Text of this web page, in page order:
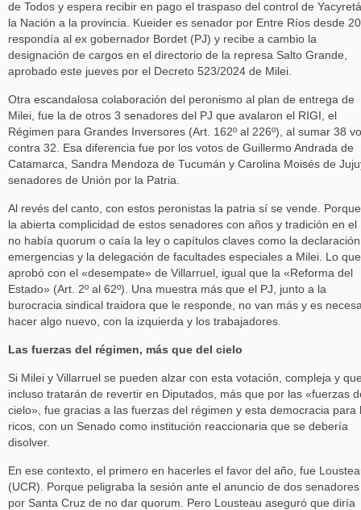
de Todos y espera recibir en pago el traspaso del control de
la Nación a la provincia. Kueider es senador por Entre Ríos desde
respondía al ex gobernador Bordet (PJ) y recibe a cambio la
designación de cargos en el directorio de la represa Salto Grande,
aprobado este jueves por el Decreto 523/2024 de Milei.
Otra escandalosa colaboración del peronismo al plan de entrega de
Milei, fue la de otros 3 senadores del PJ que avalaron el RIGI, el
Régimen para Grandes Inversores (Art. 162º al 226º), al sumar 38
contra 32. Esa diferencia fue por los votos de Guillermo Andrada de
Catamarca, Sandra Mendoza de Tucumán y Carolina Moisés de
senadores de Unión por la Patria.
Al revés del canto, con estos peronistas la patria sí se vende.
la abierta complicidad de estos senadores con años y tradición en el
no había quorum o caía la ley o capítulos claves como la
emergencias y la delegación de facultades especiales a Milei. Lo
aprobó con el «desempate» de Villarruel, igual que la «Reforma del
Estado» (Art. 2º al 62º). Una muestra más que el PJ, junto a la
burocracia sindical traidora que le responde, no van más y es
hacer algo nuevo, con la izquierda y los trabajadores.
Las fuerzas del régimen, más que del cielo
Si Milei y Villarruel se pueden alzar con esta votación, compleja y
incluso tratarán de revertir en Diputados, más que por las «fuerzas
cielo», fue gracias a las fuerzas del régimen y esta democracia para
ricos, con un Senado como institución reaccionaria que se debería
disolver.
En ese contexto, el primero en hacerles el favor del año, fue
(UCR). Porque peligraba la sesión ante el anuncio de dos senadores
por Santa Cruz de no dar quorum. Pero Lousteau aseguró que diría